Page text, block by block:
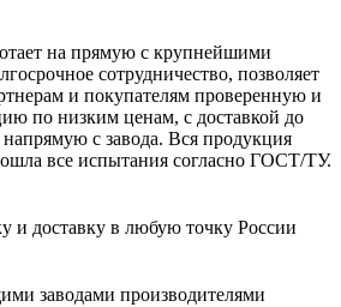
на прямую с крупнейшими
сотрудничество, позволяет
и покупателям проверенную и
по низким ценам, с доставкой до
напрямую с завода. Вся продукция
все испытания согласно ГОСТ/ТУ.
и доставку в любую точку России
заводами производителями